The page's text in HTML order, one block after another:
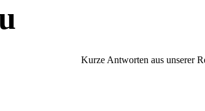
Kurze Antworten aus unserer